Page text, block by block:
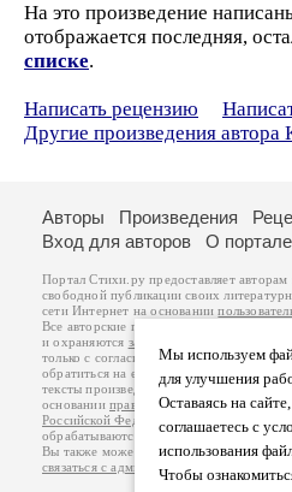
На это произведение
отображается последняя,
списке.
Написать рецензию
Другие произведения
Мы используем
для улучшения
Оставаясь на
соглашаетесь с
использования
Чтобы
Авторы Произведения
Вход для авторов
О портале
Портал Стихи.ру предоставляет
свободной публикации своих
сети Интернет на основании
Все авторские права на произведения
и охраняются законом
. Перепечатка
только с согласия его автора, к
обратиться на его авторской странице.
тексты произведений авторы несут
основанииправил публикациии
Российской Федерации
обрабатываются на основанииПолитики
Вы также можете посмотреть более
связаться с администрацией